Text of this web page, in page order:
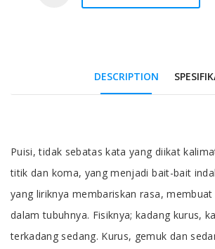
DESCRIPTION
Tab Article
Puisi, tidak sebatas kata yang diikat
titik dan koma, yang menjadi bait-bait
yang liriknya membariskan rasa, membuat
dalam tubuhnya. Fisiknya; kadang kurus,
terkadang sedang. Kurus, gemuk dan